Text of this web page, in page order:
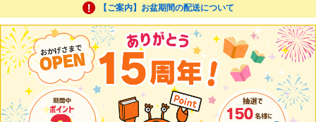
【ご案内】お盆期間の配送について